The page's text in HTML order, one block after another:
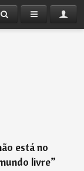
está no
livre”